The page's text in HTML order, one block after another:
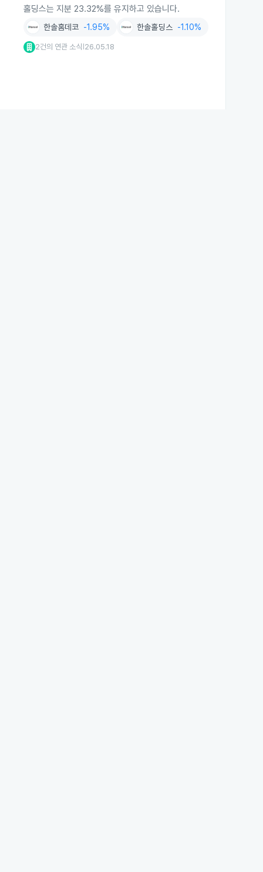
홀딩스는 지분 23.32%를 유지하고 있습니다.
한솔홈데코 -1.95% 한솔홀딩스 -1.10%
2건의 연관 소식 26.05.18